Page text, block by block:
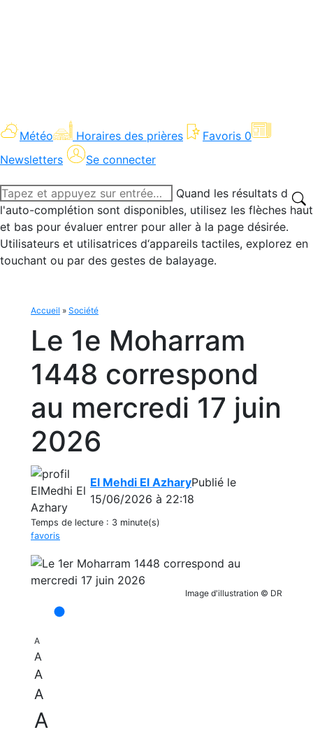
Météo Horaires des prières Favoris 0
Newsletters
Se connecter
Recherche
:
Quand les résultats de
l'auto-complétion sont disponibles, utilisez les flèches haut
et bas pour évaluer entrer pour aller à la page désirée.
Utilisateurs et utilisatrices d‘appareils tactiles, explorez en
touchant ou par des gestes de balayage.
Accueil » Société
Le 1e Moharram
1448 correspond
au mercredi 17 juin
2026
El Mehdi El AzharyPublié le
15/06/2026 à 22:18
Temps de lecture : 3 minute(s)
favoris
Image d'illustration © DR
A
A
A
A
A